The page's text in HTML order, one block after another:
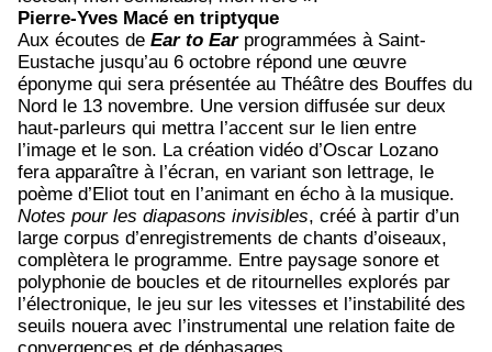
Pierre-Yves Macé en triptyque
Aux écoutes de Ear to Earprogrammées à Saint-
Eustache jusqu’au 6 octobre répond une œuvre
éponyme qui sera présentée au Théâtre des Bouffes du
Nord le 13 novembre. Une version diffusée sur deux
haut-parleurs qui mettra l’accent sur le lien entre
l’image et le son. La création vidéo d’Oscar Lozano
fera apparaître à l’écran, en variant son lettrage, le
poème d’Eliot tout en l’animant en écho à la musique.
Notes pour les diapasons invisibles, créé à partir d’un
large corpus d’enregistrements de chants d’oiseaux,
complètera le programme. Entre paysage sonore et
polyphonie de boucles et de ritournelles explorés par
l’électronique, le jeu sur les vitesses et l’instabilité des
seuils nouera avec l’instrumental une relation faite de